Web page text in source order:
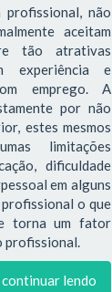
profissional, não
aceitam
tão atrativas
experiência e
emprego. A
por não
estes mesmos
limitações
dificuldade
em alguns
o que
torna um fator
profissional.
continuar lendo